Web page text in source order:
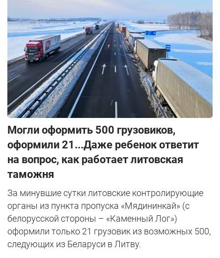
Могли оформить 500 грузовиков,
оформили 21...Даже ребенок ответит
на вопрос, как работает литовская
таможня
За минувшие сутки литовские контролирующие
органы из пункта пропуска «Мядининкай» (с
белорусской стороны – «Каменный Лог»)
оформили только 21 грузовик из возможных 500,
следующих из Беларуси в Литву.